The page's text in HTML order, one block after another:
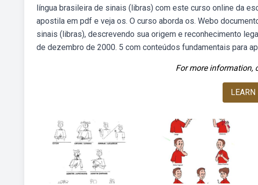
língua brasileira de sinais (libras) com este curso online da
apostila em pdf e veja os. O curso aborda os. Webo
sinais (libras), descrevendo sua origem e reconhecimento
de dezembro de 2000. 5 com conteúdos fundamentais para
For more information,
LEARN